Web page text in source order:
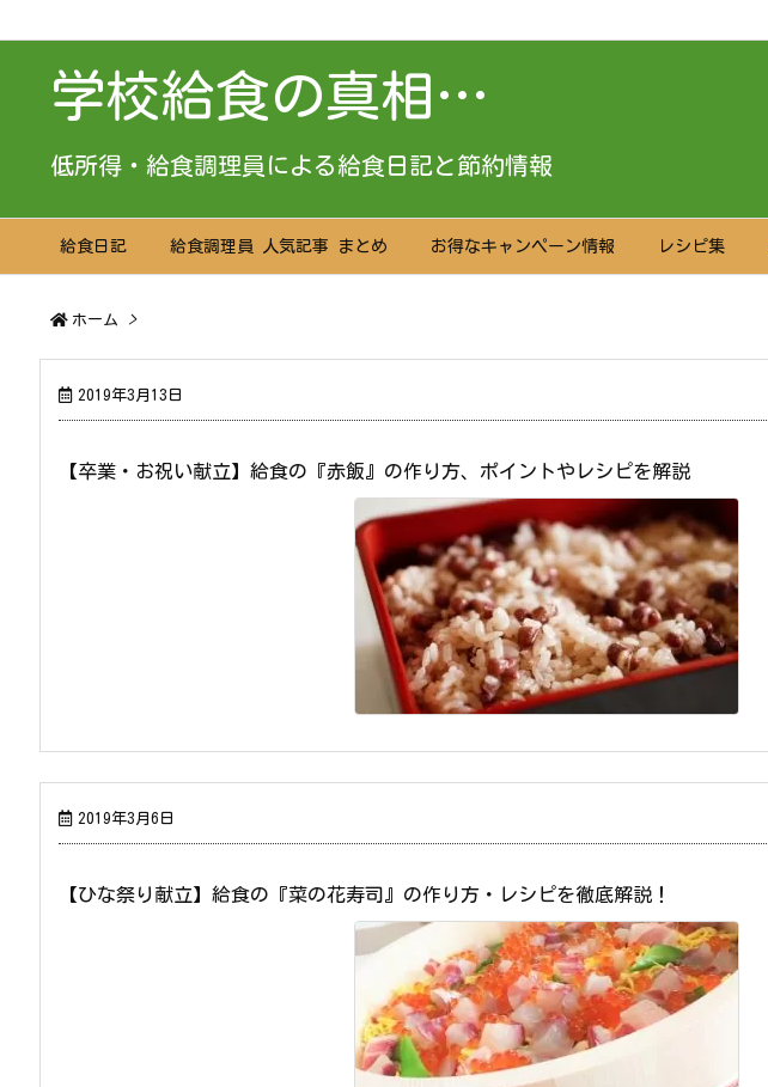
学校給食の真相…
低所得・給食調理員による給食日記と節約情報
給食日記 給食調理員 人気記事 まとめ お得なキャンペーン情報 レシピ集
ホーム >
2019年3月13日
【卒業・お祝い献立】給食の『赤飯』の作り方、ポイントやレシピを解説
2019年3月6日
【ひな祭り献立】給食の『菜の花寿司』の作り方・レシピを徹底解説！